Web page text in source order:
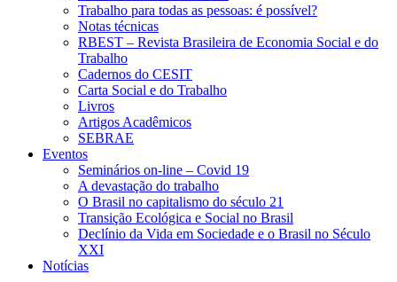
Trabalho para todas as pessoas: é possível?
Notas técnicas
RBEST – Revista Brasileira de Economia Social e do
Trabalho
Cadernos do CESIT
Carta Social e do Trabalho
Livros
Artigos Acadêmicos
SEBRAE
Eventos
Seminários on-line – Covid 19
A devastação do trabalho
O Brasil no capitalismo do século 21
Transição Ecológica e Social no Brasil
Declínio da Vida em Sociedade e o Brasil no Século
XXI
Notícias